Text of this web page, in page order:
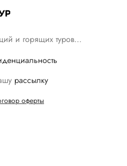
и горящих туров…
рассылку
оферты